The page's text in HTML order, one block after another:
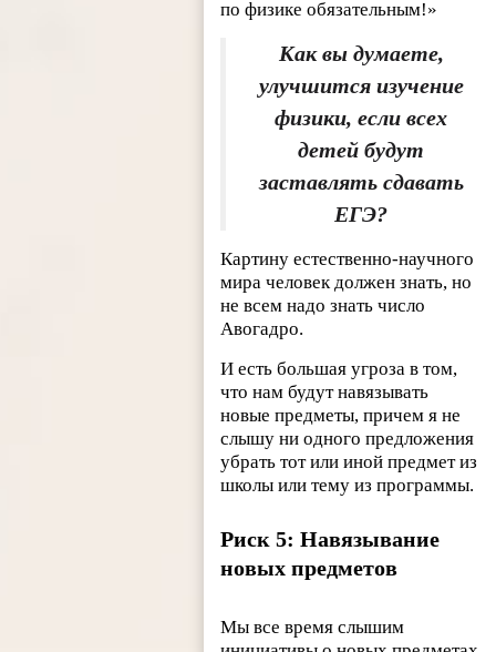
по физике обязательным!»
Как вы думаете,
улучшится изучение
физики, если всех
детей будут
заставлять сдавать
ЕГЭ?
Картину естественно-научного
мира человек должен знать, но
не всем надо знать число
Авогадро.
И есть большая угроза в том,
что нам будут навязывать
новые предметы, причем я не
слышу ни одного предложения
убрать тот или иной предмет из
школы или тему из программы.
Риск 5: Навязывание
новых предметов
Мы все время слышим